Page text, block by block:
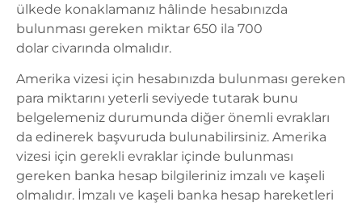
ülkede konaklamanız hâlinde hesabınızda
bulunması gereken miktar 650 ila 700
dolar civarında olmalıdır.
Amerika vizesi için hesabınızda bulunması gereken
para miktarını yeterli seviyede tutarak bunu
belgelemeniz durumunda diğer önemli evrakları
da edinerek başvuruda bulunabilirsiniz. Amerika
vizesi için gerekli evraklar içinde bulunması
gereken banka hesap bilgileriniz imzalı ve kaşeli
olmalıdır. İmzalı ve kaşeli banka hesap hareketleri